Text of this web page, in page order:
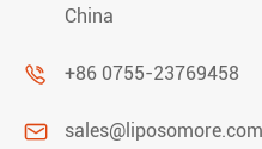
China
 +86 0755-23769458

sales@liposomore.com